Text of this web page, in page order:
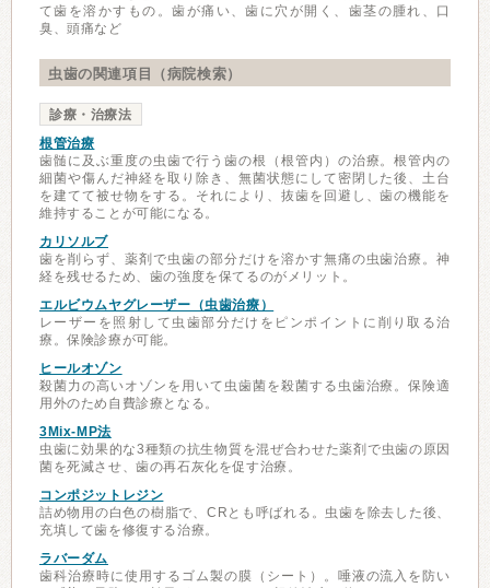
て歯を溶かすもの。歯が痛い、歯に穴が開く、歯茎の腫れ、口
臭、頭痛など
虫歯の関連項目（病院検索）
診療・治療法
根管治療
歯髄に及ぶ重度の虫歯で行う歯の根（根管内）の治療。根管内の
細菌や傷んだ神経を取り除き、無菌状態にして密閉した後、土台
を建てて被せ物をする。それにより、抜歯を回避し、歯の機能を
維持することが可能になる。
カリソルブ
歯を削らず、薬剤で虫歯の部分だけを溶かす無痛の虫歯治療。神
経を残せるため、歯の強度を保てるのがメリット。
エルビウムヤグレーザー（虫歯治療）
レーザーを照射して虫歯部分だけをピンポイントに削り取る治
療。保険診療が可能。
ヒールオゾン
殺菌力の高いオゾンを用いて虫歯菌を殺菌する虫歯治療。保険適
用外のため自費診療となる。
3Mix-MP法
虫歯に効果的な3種類の抗生物質を混ぜ合わせた薬剤で虫歯の原因
菌を死滅させ、歯の再石灰化を促す治療。
コンポジットレジン
詰め物用の白色の樹脂で、CRとも呼ばれる。虫歯を除去した後、
充填して歯を修復する治療。
ラバーダム
歯科治療時に使用するゴム製の膜（シート）。唾液の流入を防い